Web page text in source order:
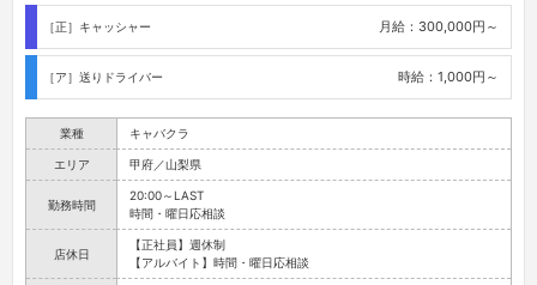
［正］キャッシャー 月給：300,000円～
［ア］送りドライバー 時給：1,000円～
業種 キャバクラ
エリア 甲府／山梨県
勤務時間
20:00～LAST
時間・曜日応相談
店休日
【正社員】週休制
【アルバイト】時間・曜日応相談